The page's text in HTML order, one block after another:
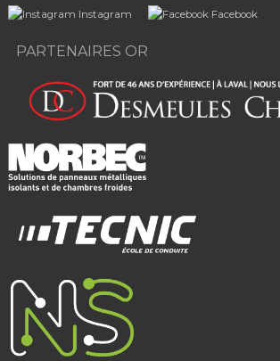
Instagram Facebook
PARTENAIRES OR